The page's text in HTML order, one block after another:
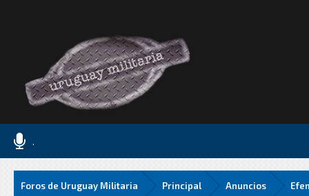
.
Foros de Uruguay Militaria Principal Anuncios